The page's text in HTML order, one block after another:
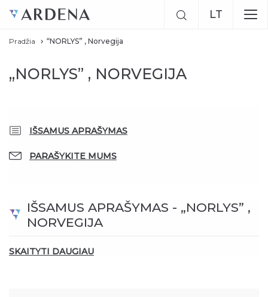
LT
Pradžia “NORLYS” , Norvegija
„NORLYS” , NORVEGIJA
IŠSAMUS APRAŠYMAS
PARAŠYKITE MUMS
IŠSAMUS APRAŠYMAS - „NORLYS” ,
NORVEGIJA
SKAITYTI DAUGIAU